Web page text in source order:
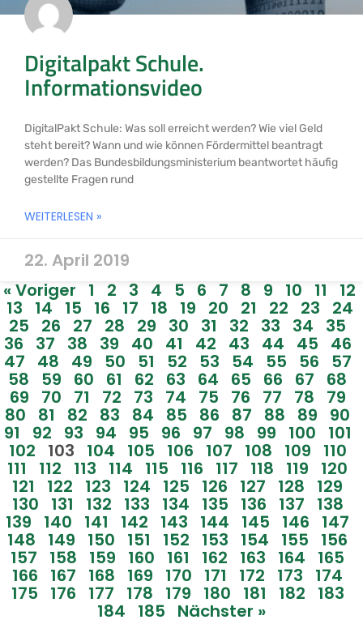
Digitalpakt Schule.
Informationsvideo
DigitalPakt Schule: Was soll erreicht werden? Wie viel Geld
steht bereit? Wann und wie können Fördermittel beantragt
werden? Das Bundesbildungsministerium beantwortet häufig
gestellte Fragen rund
WEITERLESEN »
22. April 2019
« Voriger
1 2 3 4 5 6 7 8 9 10 11 12
13 14 15 16 17 18 19 20 21 22 23 24
25 26 27 28 29 30 31 32 33 34 35
36 37 38 39 40 41 42 43 44 45 46
47 48 49 50 51 52 53 54 55 56 57
58 59 60 61 62 63 64 65 66 67 68
69 70 71 72 73 74 75 76 77 78 79
80 81 82 83 84 85 86 87 88 89 90
91 92 93 94 95 96 97 98 99 100 101
102 103 104 105 106 107 108 109 110
111 112 113 114 115 116 117 118 119 120
121 122 123 124 125 126 127 128 129
130 131 132 133 134 135 136 137 138
139 140 141 142 143 144 145 146 147
148 149 150 151 152 153 154 155 156
157 158 159 160 161 162 163 164 165
166 167 168 169 170 171 172 173 174
175 176 177 178 179 180 181 182 183
184 185 Nächster »